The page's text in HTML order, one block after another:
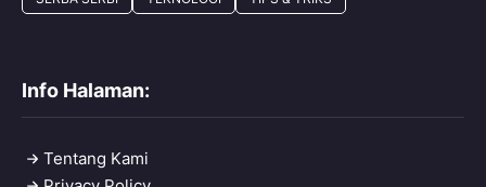
Info Halaman:
Tentang Kami